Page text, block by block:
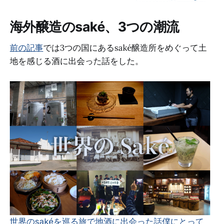
海外醸造のsaké、3つの潮流
前の記事では3つの国にあるsaké醸造所をめぐって土
地を感じる酒に出会った話をした。
世界のsakéを巡る旅で地酒に出会った話僕にとって